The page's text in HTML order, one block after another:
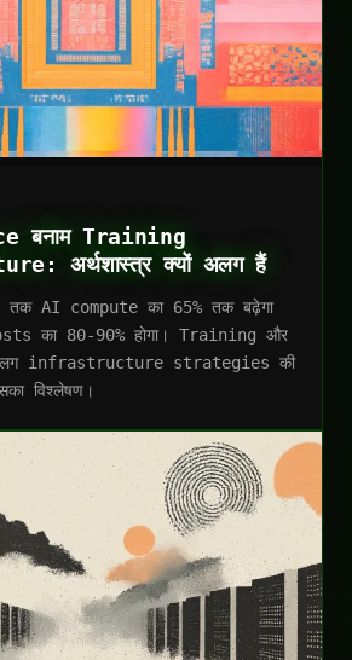
बनाम Training
अर्थशास्त्र क्यों अलग हैं
AI compute का 65% तक बढ़ेगा
का 80-90% होगा। Training और
infrastructure strategies की
विश्लेषण।